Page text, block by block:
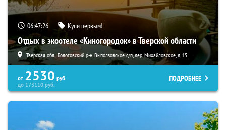
06:47:25 Купи первым!
Отдых в экоотеле «Киногородок» в Тверской области
Тверская обл., Бологовский р-н, Выползовское с/п, дер. Михайловское, д. 15
от 2530 руб.
до173110руб.
ПОДРОБНЕЕ